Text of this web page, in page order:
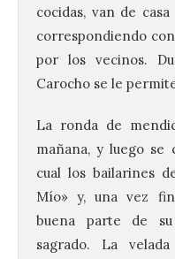
cocidas, van de
correspondiendo
por los vecinos.
Carocho se le
La ronda de
mañana, y luego se
cual los bailarines
Mío» y, una vez
buena parte de
sagrado. La